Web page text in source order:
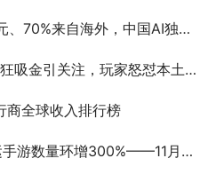
AI独角兽拟港股上市，385人撬动2.12亿全球用户
引关注，玩家怒怼本土换皮游戏
商全球收入排行榜
环增300%——11月中国游戏产业报告